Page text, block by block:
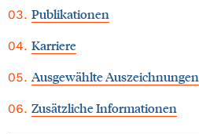
Publikationen
Karriere
Ausgewählte Auszeichnungen
Zusätzliche Informationen